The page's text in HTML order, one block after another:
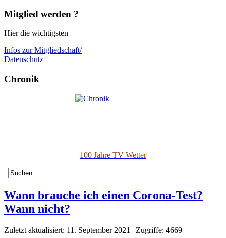
Mitglied werden ?
Hier die wichtigsten
Infos zur Mitgliedschaft/
Datenschutz
Chronik
100 Jahre TV Wetter
Wann brauche ich einen Corona-Test?
Wann nicht?
Zuletzt aktualisiert: 11. September 2021 | Zugriffe: 4669